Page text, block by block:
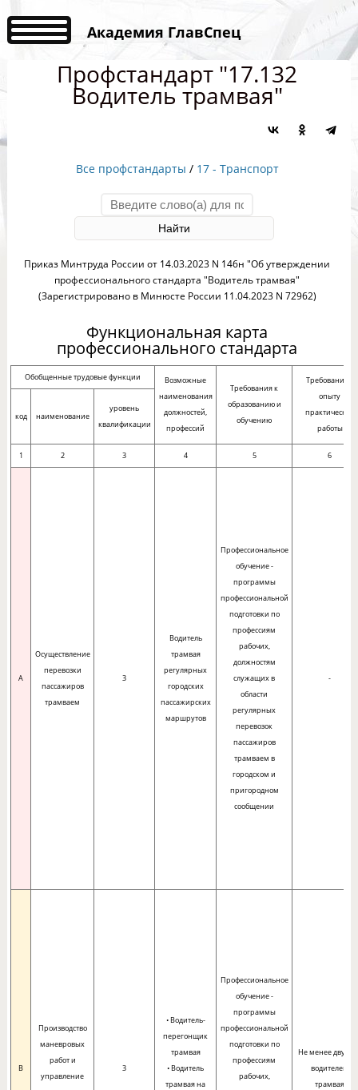
Академия ГлавСпец
Профстандарт "17.132
Водитель трамвая"
Все профстандарты / 17 - Транспорт
Приказ Минтруда России от 14.03.2023 N 146н "Об утверждении
профессионального стандарта "Водитель трамвая"
(Зарегистрировано в Минюсте России 11.04.2023 N 72962)
Функциональная карта
профессионального стандарта
Обобщенные трудовые функции
Возможные
наименования
должностей,
профессий
Требования к
образованию и
обучению
Требования к
опыту
практической
работы
код наименование
уровень
квалификации
1 2 3 4 5 6
A
Осуществление
перевозки
пассажиров
трамваем
3
Водитель
трамвая
регулярных
городских
пассажирских
маршрутов
Профессиональное
обучение -
программы
профессиональной
подготовки по
профессиям
рабочих,
должностям
служащих в
области
регулярных
перевозок
пассажиров
трамваем в
городском и
пригородном
сообщении
-
B
Производство
маневровых
работ и
управление
3
• Водитель-
перегонщик
трамвая
• Водитель
трамвая на
Профессиональное
обучение -
программы
профессиональной
подготовки по
профессиям
рабочих,
Не менее двух
водителем
трамвая